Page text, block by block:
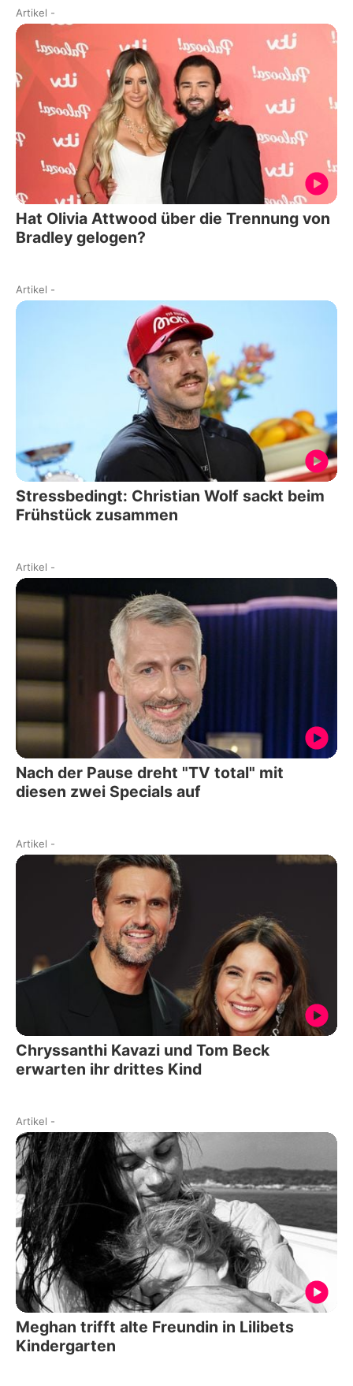
Artikel -
Hat Olivia Attwood über die Trennung von
Bradley gelogen?
Artikel -
Stressbedingt: Christian Wolf sackt beim
Frühstück zusammen
Artikel -
Nach der Pause dreht "TV total" mit
diesen zwei Specials auf
Artikel -
Chryssanthi Kavazi und Tom Beck
erwarten ihr drittes Kind
Artikel -
Meghan trifft alte Freundin in Lilibets
Kindergarten